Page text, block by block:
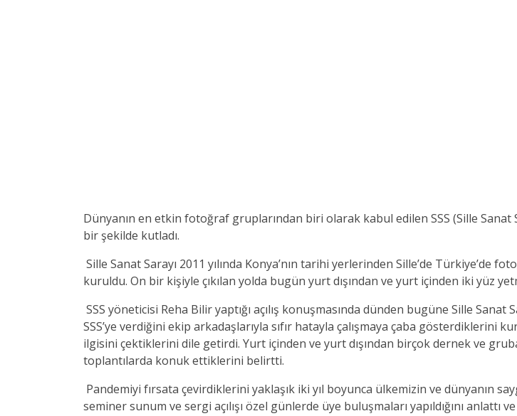
Dünyanın en etkin fotoğraf gruplarından biri olarak kabul edilen SSS (Sille Sanat
bir şekilde kutladı.
Sille Sanat Sarayı 2011 yılında Konya’nın tarihi yerlerinden Sille’de Türkiye’de
kuruldu. On bir kişiyle çıkılan yolda bugün yurt dışından ve yurt içinden iki yüz
SSS yöneticisi Reha Bilir yaptığı açılış konuşmasında dünden bugüne Sille
SSS’ye verdiğini ekip arkadaşlarıyla sıfır hatayla çalışmaya çaba gösterdiklerini
ilgisini çektiklerini dile getirdi. Yurt içinden ve yurt dışından birçok dernek ve
toplantılarda konuk ettiklerini belirtti.
Pandemiyi fırsata çevirdiklerini yaklaşık iki yıl boyunca ülkemizin ve dünyanın
seminer sunum ve sergi açılışı özel günlerde üye buluşmaları yapıldığını